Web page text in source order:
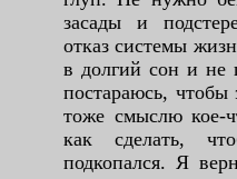
засады и
отказ системы
в долгий сон и не
постараюсь,
тоже смыслю кое-
как сделать,
подкопался. Я